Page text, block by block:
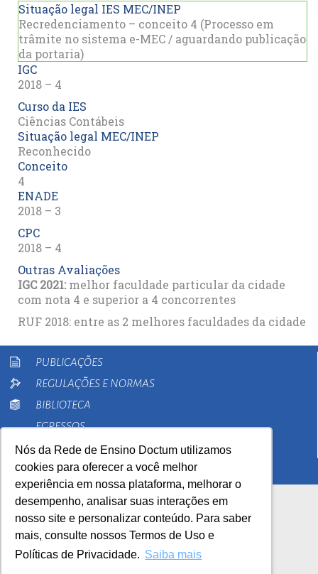
Nós da Rede de Ensino Doctum utilizamos
cookies para oferecer a você melhor
experiência em nossa plataforma, melhorar o
desempenho, analisar suas interações em
nosso site e personalizar conteúdo. Para saber
mais, consulte nossos Termos de Uso e
Políticas de Privacidade. Saiba mais
Situação legal IES MEC/INEP
Recredenciamento – conceito 4 (Processo em
trâmite no sistema e-MEC / aguardando publicação
da portaria)
IGC
2018 – 4
Curso da IES
Ciências Contábeis
Situação legal MEC/INEP
Reconhecido
Conceito
4
ENADE
2018 – 3
CPC
2018 – 4
Outras Avaliações
IGC 2021:melhor faculdade particular da cidade
com nota 4 e superior a 4 concorrentes
RUF 2018: entre as 2 melhores faculdades da cidade
PUBLICAÇÕES
REGULAÇÕES E NORMAS
BIBLIOTECA
EGRESSOS
PESQUISA
EXTENSÃO
AutoAvaliação Institucional